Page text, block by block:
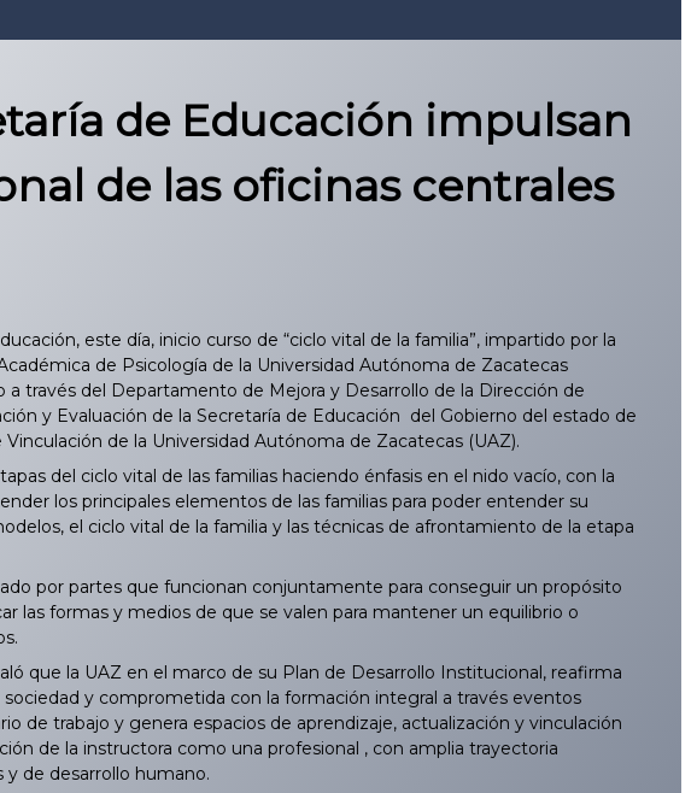
de Educación impulsan
de las oficinas centrales
este día, inicio curso de “ciclo vital de la familia”, impartido por la
de Psicología de la Universidad Autónoma de Zacatecas
a través del Departamento de Mejora y Desarrollo de la Dirección de
y Evaluación de la Secretaría de Educación del Gobierno del estado de
de la Universidad Autónoma de Zacatecas (UAZ).
del ciclo vital de las familias haciendo énfasis en el nido vacío, con la
los principales elementos de las familias para poder entender su
el ciclo vital de la familia y las técnicas de afrontamiento de la etapa
por partes que funcionan conjuntamente para conseguir un propósito
formas y medios de que se valen para mantener un equilibrio o
que la UAZ en el marco de su Plan de Desarrollo Institucional, reafirma
y comprometida con la formación integral a través eventos
de trabajo y genera espacios de aprendizaje, actualización y vinculación
de la instructora como una profesional , con amplia trayectoria
y de desarrollo humano.